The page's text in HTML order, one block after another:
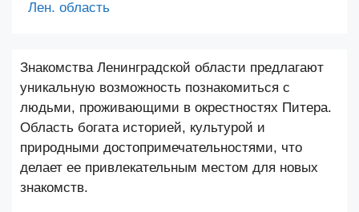
Лен. область
Знакомства Ленинградской области предлагают
уникальную возможность познакомиться с
людьми, проживающими в окрестностях Питера.
Область богата историей, культурой и
природными достопримечательностями, что
делает ее привлекательным местом для новых
знакомств.